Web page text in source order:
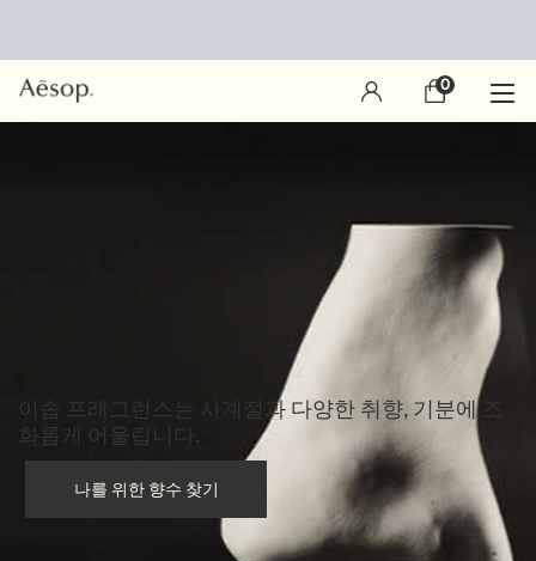
장
0
0 제품
이솝 프래그런스는 사계절과 다양한 취향, 기분에 조
화롭게 어울립니다.
나를 위한 향수 찾기